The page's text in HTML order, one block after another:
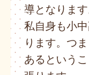
導となりま
私自身も小
ります。つ
あるという